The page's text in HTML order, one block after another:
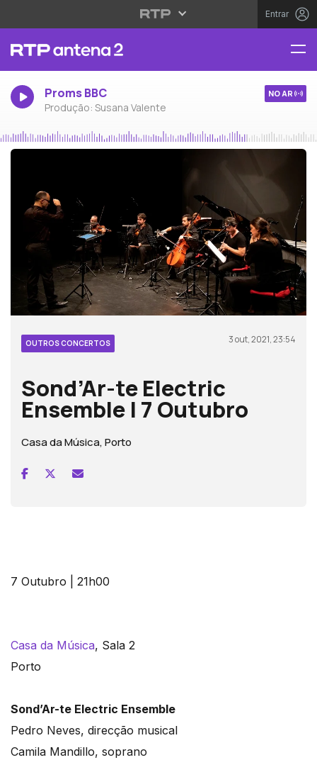
Entrar
Proms BBC
Produção: Susana Valente
NO AR
OUTROS CONCERTOS 3 out, 2021, 23:54
Sond’Ar-te Electric
Ensemble | 7 Outubro
Casa da Música, Porto
7 Outubro | 21h00
Casa da Música, Sala 2
Porto
Sond’Ar-te Electric Ensemble
Pedro Neves, direcção musical
Camila Mandillo, soprano